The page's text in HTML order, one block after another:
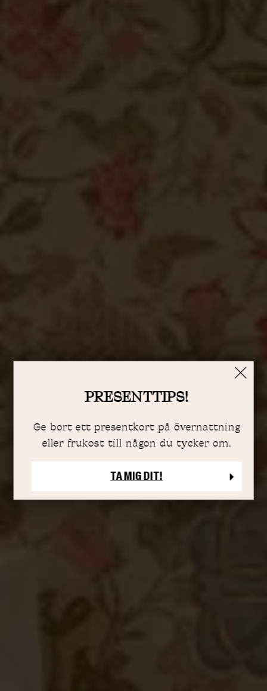
PRESENTTIPS!
Ge bort ett presentkort på övernattning
eller frukost till någon du tycker om.
TA MIG DIT!